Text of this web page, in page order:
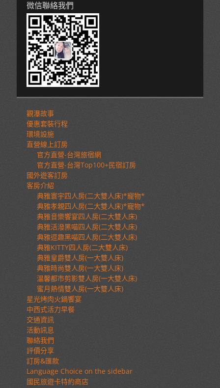
微信聯絡我們
觀瀑故事
優惠套裝行程
環境設施
直營線上訂房
官方直營-台灣旅宿網
官方直營-台灣Top100+民宿訂房
國外遊客訂房
客房介紹
典雅寰宇四人房(二大雙人床)*寵物*
典雅孝親四人房(二大雙人床)*寵物*
典雅音樂饗宴四人房(二大雙人床)
典雅活潑黑喵四人房(二大雙人床)
典雅逗趣黑喵四人房(二大雙人床)
典雅KITTY四人房(二大雙人床)
典雅皇爵雙人房(一大雙人床)
典雅時尚雙人房(一大雙人床)
溫馨都市剪影雙人房(一大雙人床)
蜜月熱情雙人房(一大雙人床)
星光烤肉火鍋饗宴
中西式活力早餐
交通資訊
活動訊息
聯絡我們
評價分享
訂房&匯款
Language Choice on the sidebar
國民旅遊卡特約商店